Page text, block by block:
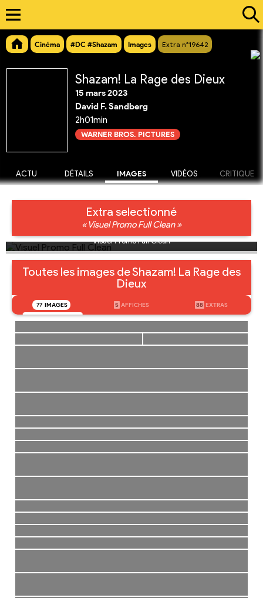
Cinéma #DC #Shazam Images Extra n°19642
Shazam! La Rage des Dieux
15 mars 2023
David F. Sandberg
2h01min
WARNER BROS. PICTURES
ACTU DÉTAILS IMAGES VIDÉOS CRITIQUE
Extra selectionné
« Visuel Promo Full Clean »
Visuel Promo Full Clean
Toutes les images de Shazam! La Rage des
Dieux
77 IMAGES 5 AFFICHES 88 EXTRAS